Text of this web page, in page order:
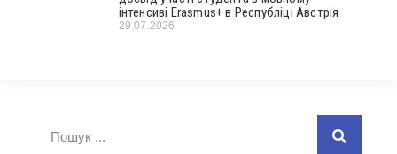
інтенсиві Erasmus+ в Республіці Австрія
29.07.2026